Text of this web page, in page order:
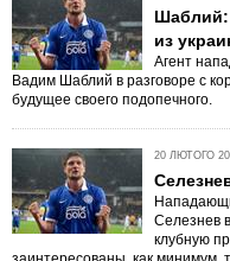
Шаблий:
из
Агент
Вадим Шаблий в разговоре с
будущее своего подопечного.
20 ЛЮТОГО
Селезнев
клубную